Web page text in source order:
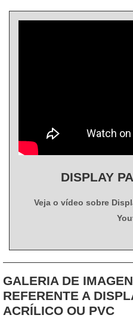
DISPLAY
Veja o vídeo sobre
GALERIA DE
REFERENTE A
ACRÍLICO OU PVC